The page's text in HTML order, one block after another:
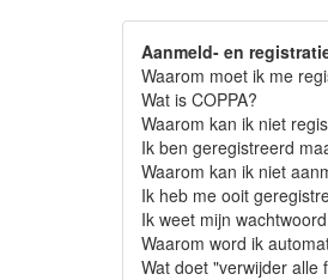
Aanmeld- en
Waarom moet ik me
Wat is COPPA?
Waarom kan ik niet
Ik ben geregistreerd
Waarom kan ik niet
Ik heb me ooit
Ik weet mijn
Waarom word ik
Wat doet "verwijder alle